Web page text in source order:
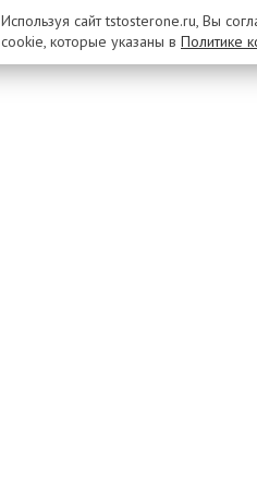
Используя сайт tstosterone.ru, Вы
cookie, которые указаны в Политике